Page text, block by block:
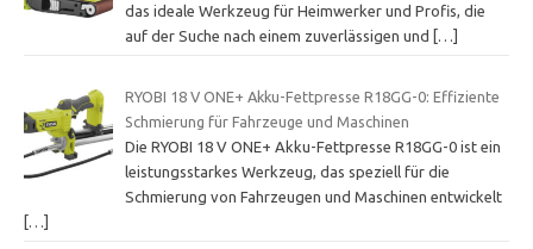
das ideale Werkzeug für Heimwerker und Profis, die
auf der Suche nach einem zuverlässigen und
[…]
RYOBI 18 V ONE+ Akku-Fettpresse R18GG-0: Effiziente
Schmierung für Fahrzeuge und Maschinen
Die RYOBI 18 V ONE+ Akku-Fettpresse R18GG-0 ist ein
leistungsstarkes Werkzeug, das speziell für die
Schmierung von Fahrzeugen und Maschinen entwickelt
[…]